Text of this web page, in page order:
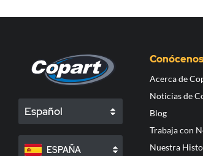
Español
ESPAÑA
Conócenos
Acerca de
Noticias de
Blog
Trabaja con
Nuestra